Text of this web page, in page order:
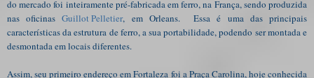
do mercado foi inteiramente pré-fabricada em ferro, na França, sendo produzida
nas oficinasGuillot Pelletier, em Orleans. Essa é uma das principais
características da estrutura de ferro, a sua portabilidade, podendo ser montada e
desmontada em locais diferentes.
Assim, seu primeiro endereço em Fortaleza foi a Praça Carolina, hoje conhecida